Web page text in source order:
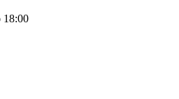
18:00